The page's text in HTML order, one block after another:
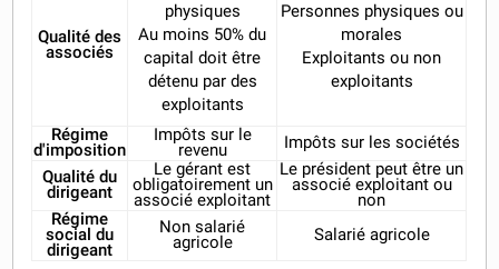
Qualité des
associés
physiques
Au moins 50% du
capital doit être
détenu par des
exploitants
Personnes physiques ou
morales
Exploitants ou non
exploitants
Régime
d'imposition
Impôts sur le
revenu
Impôts sur les sociétés
Qualité du
dirigeant
Le gérant est
obligatoirement un
associé exploitant
Le président peut être un
associé exploitant ou
non
Régime
social du
dirigeant
Non salarié
agricole
Salarié agricole